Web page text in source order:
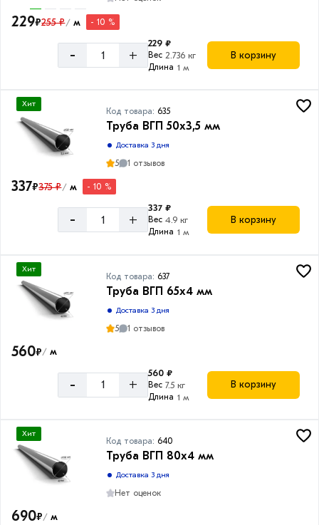
229₽255 ₽/ м - 10 %
- +
229 ₽
Вес 2.736 кг
Длина 1 м
В корзину
Хит
Код товара: 635
Труба ВГП 50х3,5 мм
Доставка 3 дня
5 1 отзывов
337₽375 ₽/ м - 10 %
- +
337 ₽
Вес 4.9 кг
Длина 1 м
В корзину
Хит
Код товара: 637
Труба ВГП 65х4 мм
Доставка 3 дня
5 1 отзывов
560₽/ м
- +
560 ₽
Вес 7.5 кг
Длина 1 м
В корзину
Хит
Код товара: 640
Труба ВГП 80х4 мм
Доставка 3 дня
Нет оценок
690₽/ м